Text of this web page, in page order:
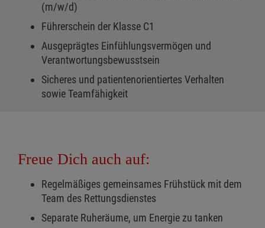
(m/w/d)
Führerschein der Klasse C1
Ausgeprägtes Einfühlungsvermögen und
Verantwortungsbewusstsein
Sicheres und patientenorientiertes Verhalten
sowie Teamfähigkeit
Freue Dich auch auf:
Regelmäßiges gemeinsames Frühstück mit dem
Team des Rettungsdienstes
Separate Ruheräume, um Energie zu tanken